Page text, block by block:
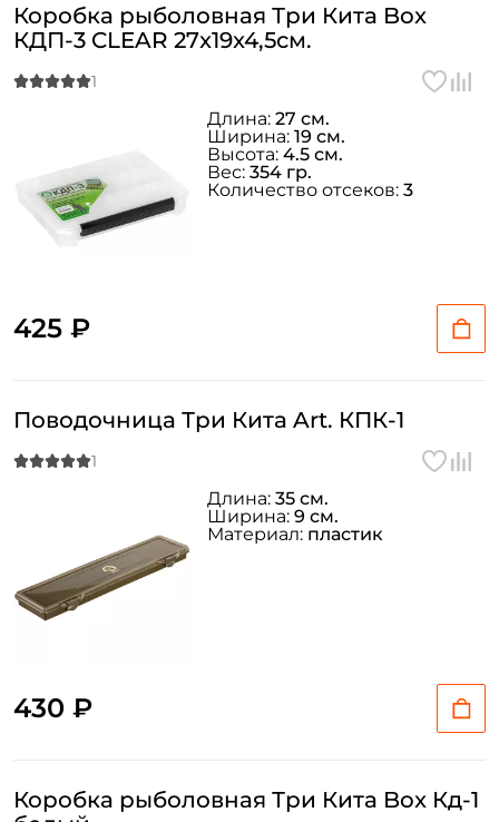
Коробка рыболовная Три Кита Box
КДП-3 CLEAR 27x19x4,5см.
425 ₽
Длина: 27 см.
Ширина: 19 см.
Высота: 4.5 см.
Вес: 354 гр.
Количество отсеков: 3
Поводочница Три Кита Art. КПК-1
430 ₽
Длина: 35 см.
Ширина: 9 см.
Материал: пластик
Коробка рыболовная Три Кита Box Кд-1